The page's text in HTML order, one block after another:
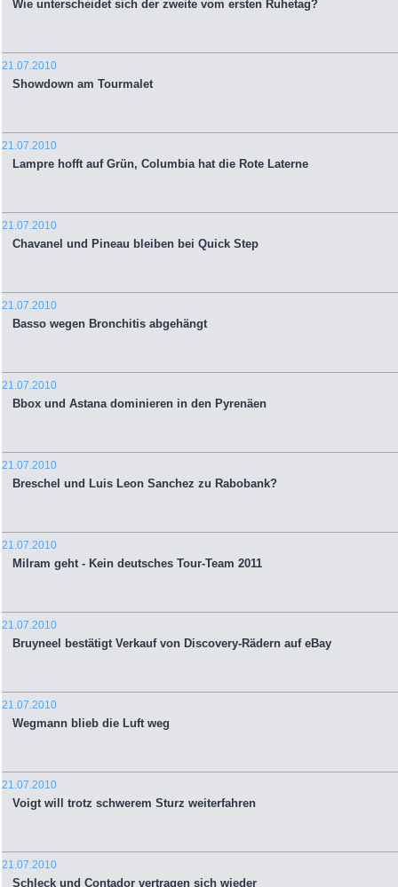
Wie unterscheidet sich der zweite vom ersten Ruhetag?
21.07.2010
Showdown am Tourmalet
21.07.2010
Lampre hofft auf Grün, Columbia hat die Rote Laterne
21.07.2010
Chavanel und Pineau bleiben bei Quick Step
21.07.2010
Basso wegen Bronchitis abgehängt
21.07.2010
Bbox und Astana dominieren in den Pyrenäen
21.07.2010
Breschel und Luis Leon Sanchez zu Rabobank?
21.07.2010
Milram geht - Kein deutsches Tour-Team 2011
21.07.2010
Bruyneel bestätigt Verkauf von Discovery-Rädern auf eBay
21.07.2010
Wegmann blieb die Luft weg
21.07.2010
Voigt will trotz schwerem Sturz weiterfahren
21.07.2010
Schleck und Contador vertragen sich wieder